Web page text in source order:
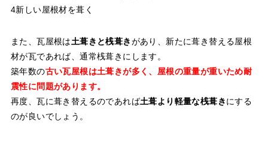
4新しい屋根材を葺く
また、瓦屋根は土葺きと桟葺きがあり、新たに葺き替える屋根
材が瓦であれば、通常桟葺きにします。
築年数の古い瓦屋根は土葺きが多く、屋根の重量が重いため耐
震性に問題があります。
再度、瓦に葺き替えるのであれば土葺より軽量な桟葺きにする
のが良いでしょう。